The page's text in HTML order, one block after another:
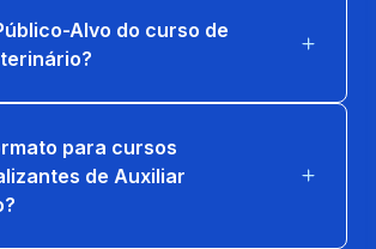
Alvo do curso de
para cursos
de Auxiliar